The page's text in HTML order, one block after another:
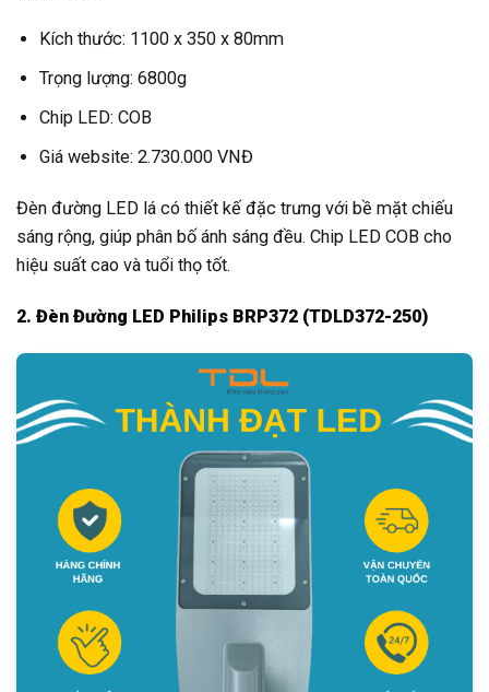
Kích thước: 1100 x 350 x 80mm
Trọng lượng: 6800g
Chip LED: COB
Giá website: 2.730.000 VNĐ
Đèn đường LED lá có thiết kế đặc trưng với bề mặt chiếu
sáng rộng, giúp phân bố ánh sáng đều. Chip LED COB cho
hiệu suất cao và tuổi thọ tốt.
2. Đèn Đường LED Philips BRP372 (TDLD372-250)